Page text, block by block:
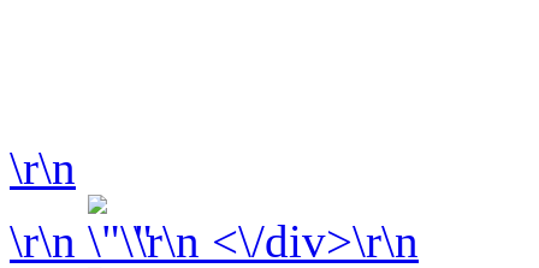
\r\n
\r\n
\r\n <\/div>\r\n